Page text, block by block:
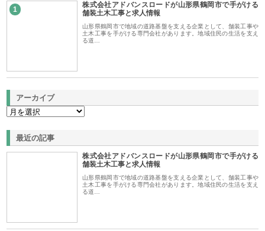
1
株式会社アドバンスロードが山形県鶴岡市で手がける
舗装土木工事と求人情報
山形県鶴岡市で地域の道路基盤を支える企業として、舗装工事や
土木工事を手がける専門会社があります。地域住民の生活を支え
る道…
アーカイブ
最近の記事
株式会社アドバンスロードが山形県鶴岡市で手がける
舗装土木工事と求人情報
山形県鶴岡市で地域の道路基盤を支える企業として、舗装工事や
土木工事を手がける専門会社があります。地域住民の生活を支え
る道…